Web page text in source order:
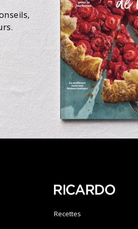
Recettes